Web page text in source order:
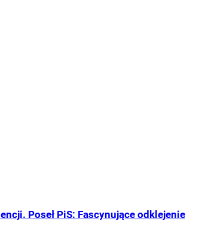
Poseł PiS: Fascynujące odklejenie